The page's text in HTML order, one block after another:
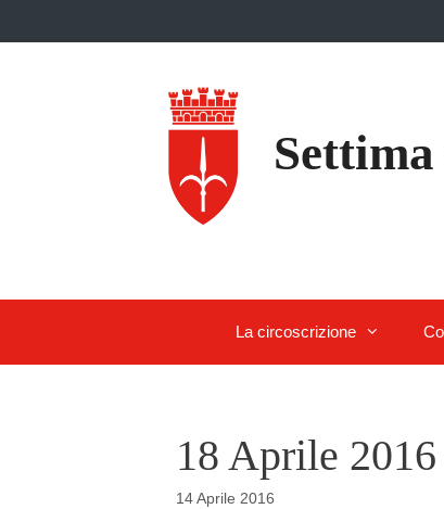
La circoscrizione
18 Aprile
14 Aprile 2016